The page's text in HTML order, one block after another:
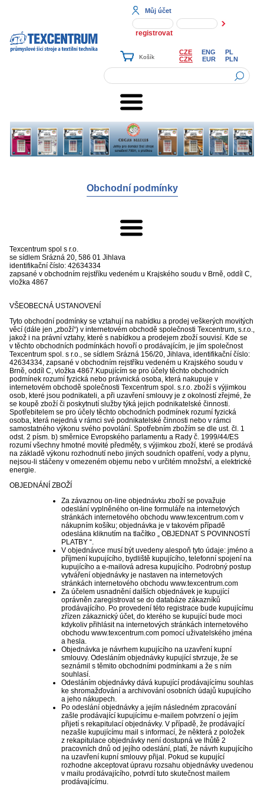
Můj účet
registrovat
CZE ENG
PL
CZK
EUR PLN
Obchodní podmínky
Texcentrum spol s r.o.
se sídlem Srázná 20, 586 01 Jihlava
identifikační číslo: 42634334
zapsané v obchodním rejstříku vedeném u Krajského soudu v Brně, oddíl C,
vložka 4867
VŠEOBECNÁ USTANOVENÍ
Tyto obchodní podmínky se vztahují na nabídku a prodej veškerých movitých
věcí (dále jen „zboží“) v internetovém obchodě společnosti Texcentrum, s.r.o.,
jakož i na právní vztahy, které s nabídkou a prodejem zboží souvisí. Kde se
v těchto obchodních podmínkách hovoří o prodávajícím, je jím společnost
Texcentrum spol. s r.o., se sídlem Srázná 156/20, Jihlava, identifikační číslo:
42634334, zapsané v obchodním rejstříku vedeném u Krajského soudu v
Brně, oddíl C, vložka 4867.Kupujícím se pro účely těchto obchodních
podmínek rozumí fyzická nebo právnická osoba, která nakupuje v
internetovém obchodě společnosti Texcentrum spol. s.r.o. zboží s výjimkou
osob, které jsou podnikateli, a při uzavření smlouvy je z okolností zřejmé, že
se koupě zboží či poskytnutí služby týká jejich podnikatelské činnosti.
Spotřebitelem se pro účely těchto obchodních podmínek rozumí fyzická
osoba, která nejedná v rámci své podnikatelské činnosti nebo v rámci
samostatného výkonu svého povolání. Spotřebním zbožím se dle ust. čl. 1
odst. 2 písm. b) směrnice Evropského parlamentu a Rady č. 1999/44/ES
rozumí všechny hmotné movité předměty, s výjimkou zboží, které se prodává
na základě výkonu rozhodnutí nebo jiných soudních opatření, vody a plynu,
nejsou-li stáčeny v omezeném objemu nebo v určitém množství, a elektrické
energie.
OBJEDNÁNÍ ZBOŽÍ
Za závaznou on-line objednávku zboží se považuje
odeslání vyplněného on-line formuláře na internetových
stránkách internetového obchodu www.texcentrum.com v
nákupním košíku; objednávka je v takovém případě
odeslána kliknutím na tlačítko „ OBJEDNAT S POVINNOSTÍ
PLATBY “.
V objednávce musí být uvedeny alespoň tyto údaje: jméno a
příjmení kupujícího, bydliště kupujícího, telefonní spojení na
kupujícího a e-mailová adresa kupujícího. Podrobný postup
vytváření objednávky je nastaven na internetových
stránkách internetového obchodu www.texcentrum.com
Za účelem usnadnění dalších objednávek je kupující
oprávněn zaregistrovat se do databáze zákazníků
prodávajícího. Po provedení této registrace bude kupujícímu
zřízen zákaznický účet, do kterého se kupující bude moci
kdykoliv přihlásit na internetových stránkách internetového
obchodu www.texcentrum.com pomocí uživatelského jména
a hesla.
Objednávka je návrhem kupujícího na uzavření kupní
smlouvy. Odesláním objednávky kupující stvrzuje, že se
seznámil s těmito obchodními podmínkami a že s ním
souhlasí.
Odesláním objednávky dává kupující prodávajícímu souhlas
ke shromažďování a archivování osobních údajů kupujícího
a jeho nákupech.
Po odeslání objednávky a jejím následném zpracování
zašle prodávající kupujícímu e-mailem potvrzení o jejím
přijetí s rekapitulací objednávky. V případě, že prodávající
nezašle kupujícímu mail s informací, že některá z položek
z rekapitulace objednávky není dostupná ve lhůtě 2
pracovních dnů od jejího odeslání, platí, že návrh kupujícího
na uzavření kupní smlouvy přijal. Pokud se kupující
rozhodne akceptovat úpravu rozsahu objednávky uvedenou
v mailu prodávajícího, potvrdí tuto skutečnost mailem
prodávajícímu.